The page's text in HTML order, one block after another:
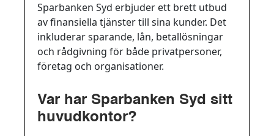
Sparbanken Syd erbjuder ett brett utbud
av finansiella tjänster till sina kunder. Det
inkluderar sparande, lån, betallösningar
och rådgivning för både privatpersoner,
företag och organisationer.
Var har Sparbanken Syd sitt
huvudkontor?